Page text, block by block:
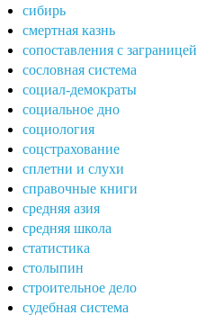
сибирь
смертная казнь
сопоставления с заграницей
сословная система
социал-демократы
социальное дно
социология
соцстрахование
сплетни и слухи
справочные книги
средняя азия
средняя школа
статистика
столыпин
строительное дело
судебная система